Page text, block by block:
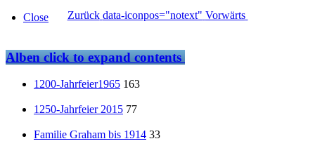
Zurück data-iconpos="notext" Vorwärts
Close
Albenclick to expand contents
1200-Jahrfeier1965 163
1250-Jahrfeier 2015 77
Familie Graham bis 1914 33